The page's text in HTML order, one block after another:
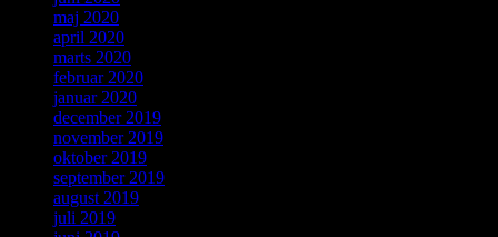
maj 2020
april 2020
marts 2020
februar 2020
januar 2020
december 2019
november 2019
oktober 2019
september 2019
august 2019
juli 2019